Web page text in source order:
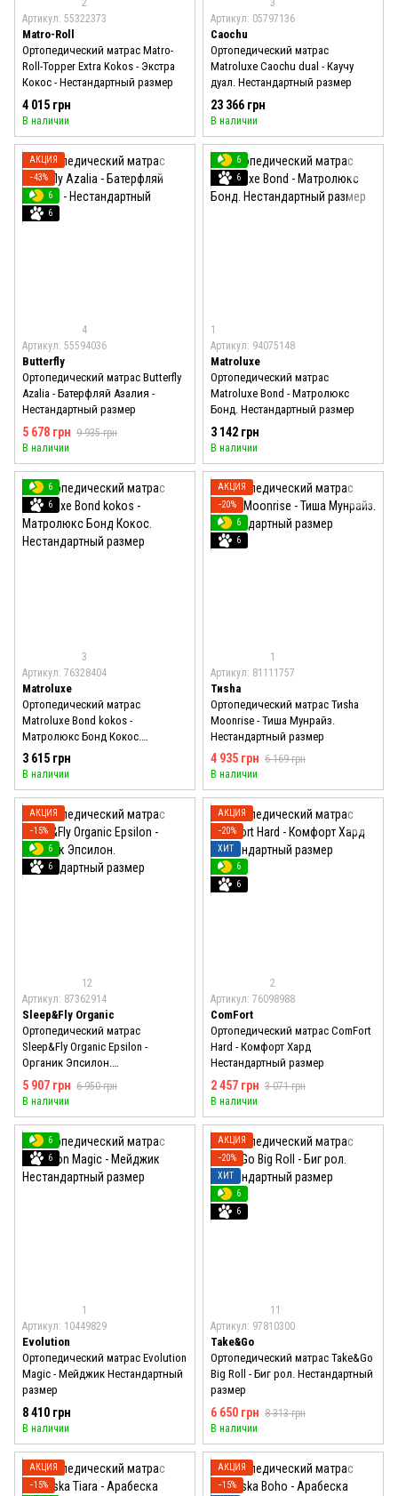
2
Артикул: 55322373
Matro-Roll
Ортопедический матрас Matro-
Roll-Topper Extra Kokos - Экстра
Кокос - Нестандартный размер
4 015 грн
В наличии
3
Артикул: 05797136
Caochu
Ортопедический матрас
Matroluxe Caochu dual - Каучу
дуал. Нестандартный размер
23 366 грн
В наличии
АКЦИЯ
−43%
6
6
4
Артикул: 55594036
Butterfly
Ортопедический матрас Butterfly
Azalia - Батерфляй Азалия -
Нестандартный размер
5 678 грн 9 935 грн
В наличии
6
6
1
Артикул: 94075148
Matroluxe
Ортопедический матрас
Matroluxe Bond - Матролюкс
Бонд. Нестандартный размер
3 142 грн
В наличии
6
6
3
Артикул: 76328404
Matroluxe
Ортопедический матрас
Matroluxe Bond kokos -
Матролюкс Бонд Кокос.
Нестандартный размер
3 615 грн
В наличии
АКЦИЯ
−20%
6
6
1
Артикул: 81111757
Тиshа
Ортопедический матрас Тиshа
Moonrise - Тиша Мунрайз.
Нестандартный размер
4 935 грн 6 169 грн
В наличии
АКЦИЯ
−15%
6
6
12
Артикул: 87362914
Sleep&Fly Organic
Ортопедический матрас
Sleep&Fly Organic Epsilon -
Органик Эпсилон.
Нестандартный размер
5 907 грн 6 950 грн
В наличии
АКЦИЯ
−20%
ХИТ
6
6
2
Артикул: 76098988
ComFort
Ортопедический матрас ComFort
Hard - Комфорт Хард
Нестандартный размер
2 457 грн 3 071 грн
В наличии
6
6
1
Артикул: 10449829
Evolution
Ортопедический матрас Evolution
Magic - Мейджик Нестандартный
размер
8 410 грн
В наличии
АКЦИЯ
−20%
ХИТ
6
6
11
Артикул: 97810300
Take&Go
Ортопедический матрас Take&Go
Big Roll - Биг рол. Нестандартный
размер
6 650 грн 8 313 грн
В наличии
АКЦИЯ
−15%
АКЦИЯ
−15%